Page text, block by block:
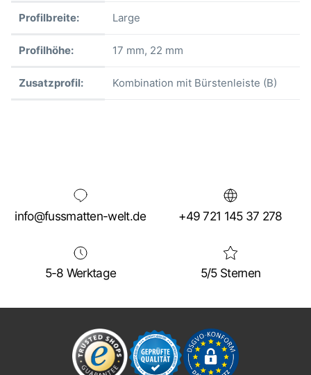
Profilbreite: Large
Profilhöhe: 17 mm, 22 mm
Zusatzprofil: Kombination mit Bürstenleiste (B)
info@fussmatten-welt.de +49 721 145 37 278
5-8 Werktage 5/5 Sternen